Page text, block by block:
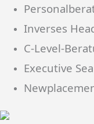
Inverses
C-Level-
Executive